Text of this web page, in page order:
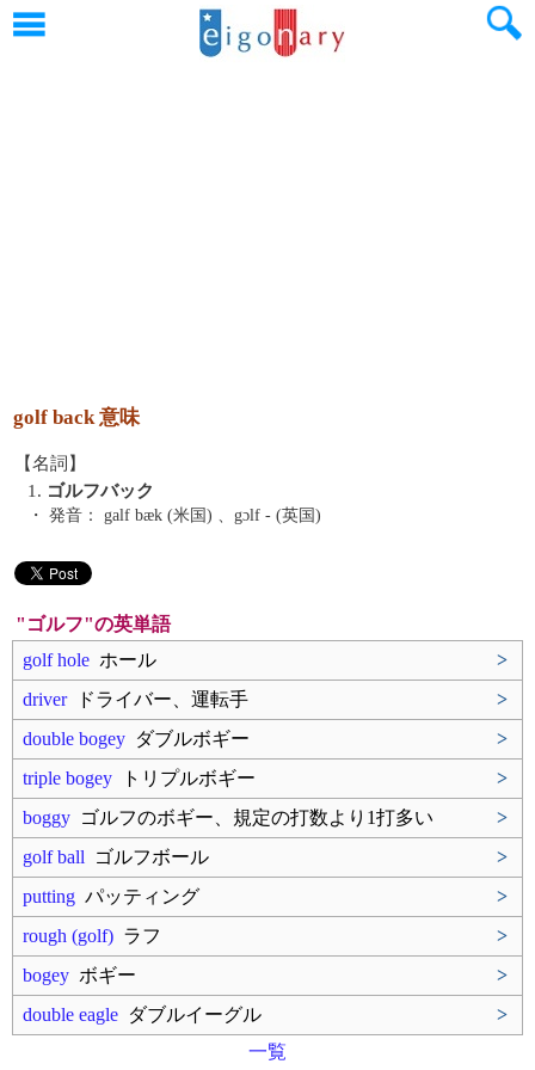
golf back 意味
【名詞】
1. ゴルフバック
・ 発音： galf bæk (米国) 、gɔlf - (英国)
"ゴルフ"の英単語
golf hole ホール
>
driverドライバー、運転手
>
double bogey ダブルボギー
>
triple bogey トリプルボギー
>
boggy ゴルフのボギー、規定の打数より1打多い
>
golf ball ゴルフボール
>
putting パッティング
>
rough (golf) ラフ
>
bogey ボギー
>
double eagle ダブルイーグル
>
一覧